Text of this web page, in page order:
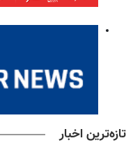
تازه‌ترین اخبار